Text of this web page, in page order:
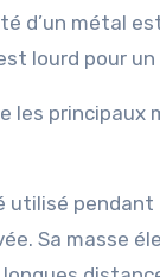
d’un métal
lourd pour
les
utilisé
Sa masse